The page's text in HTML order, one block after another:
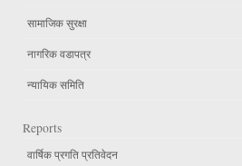
सामाजिक सुरक्षा
नागरिक वडापत्र
न्यायिक समिति
Reports
वार्षिक प्रगति प्रतिवेदन